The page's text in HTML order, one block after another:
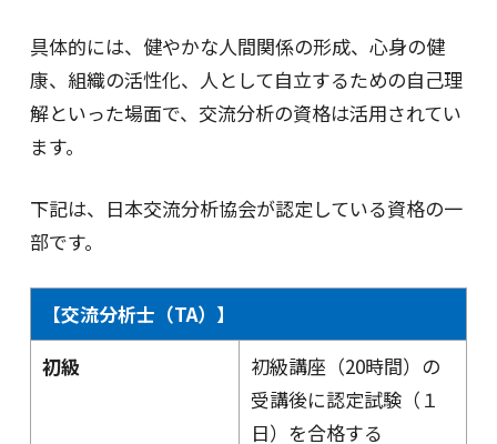
具体的には、健やかな人間関係の形成、心身の健
康、組織の活性化、人として自立するための自己理
解といった場面で、交流分析の資格は活用されてい
ます。
下記は、日本交流分析協会が認定している資格の一
部です。
【交流分析士（TA）】
初級
初級講座（20時間）の
受講後に認定試験（１
日）を合格する